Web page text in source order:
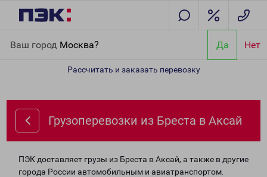
Ваш город Москва? Да Нет
Рассчитать и заказать перевозку
Грузоперевозки из Бреста в Аксай
ПЭК доставляет грузы из Бреста в Аксай, а также в другие
города России автомобильным и авиатранспортом.